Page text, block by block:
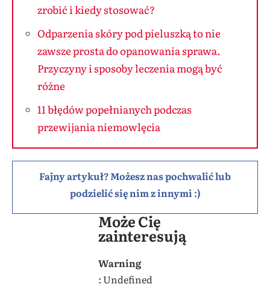
zrobić i kiedy stosować?
Odparzenia skóry pod pieluszką to nie
zawsze prosta do opanowania sprawa.
Przyczyny i sposoby leczenia mogą być
różne
11 błędów popełnianych podczas
przewijania niemowlęcia
Fajny artykuł? Możesz nas pochwalić lub
podzielić się nim z innymi :)
Może Cię
zainteresują
Warning
: Undefined